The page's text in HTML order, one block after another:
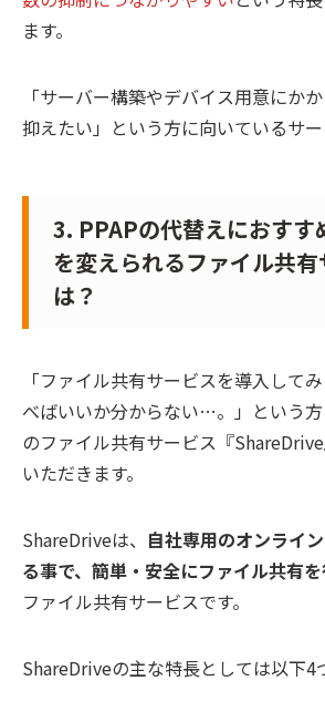
ます。
「サーバー構築やデバイス用意にか
抑えたい」という方に向いているサー
3. PPAPの代替えにおすす
を変えられるファイル共有
は？
「ファイル共有サービスを導入して
べばいいか分からない…。」という
のファイル共有サービス『
いただきます。
ShareDriveは、 自社専用のオンライ
る事で、簡単・安全にファイル共有
ファイル共有サービスです。
ShareDriveの主な特長としては以下4